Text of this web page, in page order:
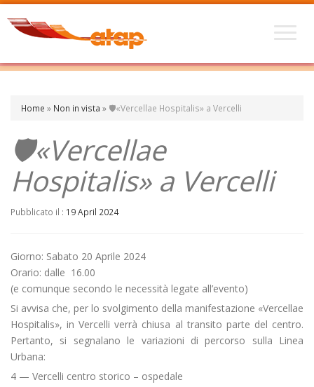
Home » Non in vista » 🛡️«Vercellae Hospitalis» a Vercelli
🛡️«Vercellae
Hospitalis» a Vercelli
Pubblicato il : 19 April 2024
Giorno: Sabato 20 Aprile 2024
Orario: dalle 16.00
(e comunque secondo le necessità legate all’evento)
Si avvisa che, per lo svolgimento della manifestazione «Vercellae
Hospitalis», in Vercelli verrà chiusa al transito parte del centro.
Pertanto, si segnalano le variazioni di percorso sulla Linea
Urbana:
4 — Vercelli centro storico – ospedale